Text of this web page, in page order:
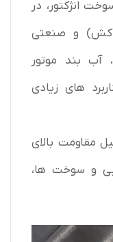
انژکتور، در
و صنعتی
آب بند موتور
های زیادی
مقاومت بالای
و سوخت ها،